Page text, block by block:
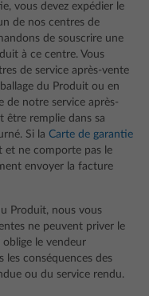
vous devez expédier le
de nos centres de
de souscrire une
à ce centre. Vous
de service après-vente
du Produit ou en
de notre service après-
être remplie dans sa
Si la Carte de garantie
et ne comporte pas le
envoyer la facture
Produit, nous vous
ne peuvent priver le
le vendeur
conséquences des
ou du service rendu.